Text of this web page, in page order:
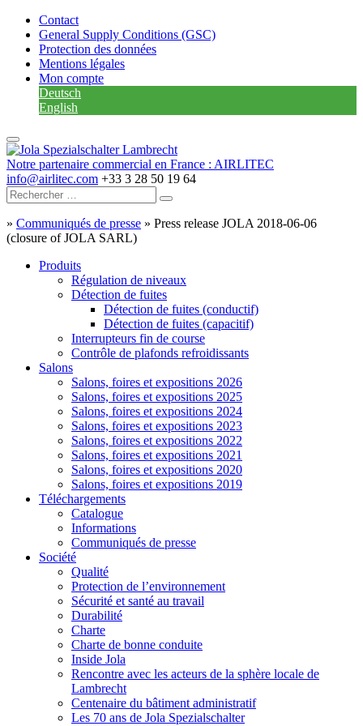
Contact
General Supply Conditions (GSC)
Protection des données
Mentions légales
Mon compte
Deutsch
English
Notre partenaire commercial en France : AIRLITEC
info@airlitec.com +33 3 28 50 19 64
» Communiqués de presse » Press release JOLA 2018-06-06
(closure of JOLA SARL)
Produits
Régulation de niveaux
Détection de fuites
Détection de fuites (conductif)
Détection de fuites (capacitif)
Interrupteurs fin de course
Contrôle de plafonds refroidissants
Salons
Salons, foires et expositions 2026
Salons, foires et expositions 2025
Salons, foires et expositions 2024
Salons, foires et expositions 2023
Salons, foires et expositions 2022
Salons, foires et expositions 2021
Salons, foires et expositions 2020
Salons, foires et expositions 2019
Téléchargements
Catalogue
Informations
Communiqués de presse
Société
Qualité
Protection de l’environnement
Sécurité et santé au travail
Durabilité
Charte
Charte de bonne conduite
Inside Jola
Rencontre avec les acteurs de la sphère locale de
Lambrecht
Centenaire du bâtiment administratif
Les 70 ans de Jola Spezialschalter